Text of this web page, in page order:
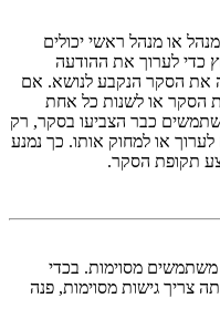
או מנהל ראשי יכולים
כדי לערוך את ההודעה
את הסקר הנקבע לנושא. אם
הסקר או לשנות כל אחת
כבר הצביעו בסקר, רק
או למחוק אותו. כך נמנע
תקופת הסקר.
משתמשים מסוימות. בכדי
צריך גישות מסוימות, פנה